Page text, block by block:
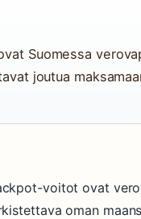
Suomessa
joutua
voitot ovat
oman